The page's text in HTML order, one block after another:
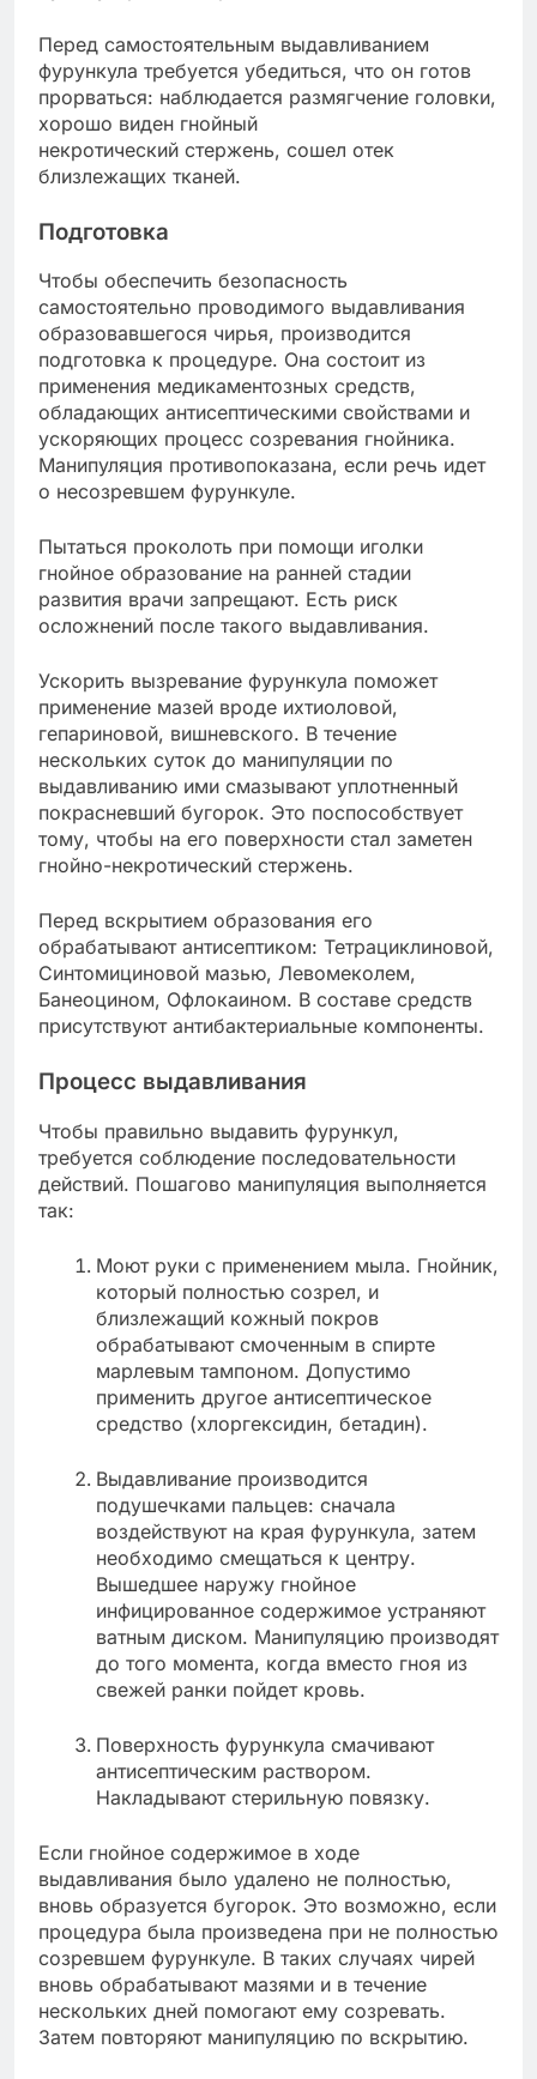
Перед самостоятельным выдавливанием
фурункула требуется убедиться, что он готов
прорваться: наблюдается размягчение головки,
хорошо виден гнойный
некротический стержень, сошел отек
близлежащих тканей.
Подготовка
Чтобы обеспечить безопасность
самостоятельно проводимого выдавливания
образовавшегося чирья, производится
подготовка к процедуре. Она состоит из
применения медикаментозных средств,
обладающих антисептическими свойствами и
ускоряющих процесс созревания гнойника.
Манипуляция противопоказана, если речь идет
о несозревшем фурункуле.
Пытаться проколоть при помощи иголки
гнойное образование на ранней стадии
развития врачи запрещают. Есть риск
осложнений после такого выдавливания.
Ускорить вызревание фурункула поможет
применение мазей вроде ихтиоловой,
гепариновой, вишневского. В течение
нескольких суток до манипуляции по
выдавливанию ими смазывают уплотненный
покрасневший бугорок. Это поспособствует
тому, чтобы на его поверхности стал заметен
гнойно-некротический стержень.
Перед вскрытием образования его
обрабатывают антисептиком: Тетрациклиновой,
Синтомициновой мазью, Левомеколем,
Банеоцином, Офлокаином. В составе средств
присутствуют антибактериальные компоненты.
Процесс выдавливания
Чтобы правильно выдавить фурункул,
требуется соблюдение последовательности
действий. Пошагово манипуляция выполняется
так:
Моют руки с применением мыла. Гнойник,
который полностью созрел, и
близлежащий кожный покров
обрабатывают смоченным в спирте
марлевым тампоном. Допустимо
применить другое антисептическое
средство (хлоргексидин, бетадин).
Выдавливание производится
подушечками пальцев: сначала
воздействуют на края фурункула, затем
необходимо смещаться к центру.
Вышедшее наружу гнойное
инфицированное содержимое устраняют
ватным диском. Манипуляцию производят
до того момента, когда вместо гноя из
свежей ранки пойдет кровь.
Поверхность фурункула смачивают
антисептическим раствором.
Накладывают стерильную повязку.
Если гнойное содержимое в ходе
выдавливания было удалено не полностью,
вновь образуется бугорок. Это возможно, если
процедура была произведена при не полностью
созревшем фурункуле. В таких случаях чирей
вновь обрабатывают мазями и в течение
нескольких дней помогают ему созревать.
Затем повторяют манипуляцию по вскрытию.